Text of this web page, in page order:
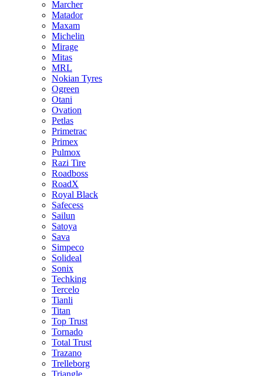
Marcher
Matador
Maxam
Michelin
Mirage
Mitas
MRL
Nokian Tyres
Ogreen
Otani
Ovation
Petlas
Primetrac
Primex
Pulmox
Razi Tire
Roadboss
RoadX
Royal Black
Safecess
Sailun
Satoya
Sava
Simpeco
Solideal
Sonix
Techking
Tercelo
Tianli
Titan
Top Trust
Tornado
Total Trust
Trazano
Trelleborg
Triangle